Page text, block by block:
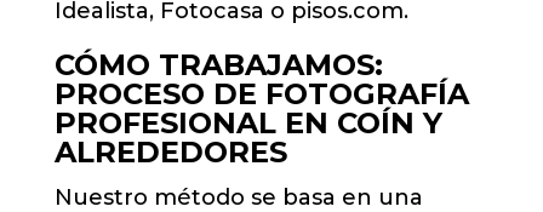
Idealista, Fotocasa o pisos.com.
CÓMO TRABAJAMOS:
PROCESO DE FOTOGRAFÍA
PROFESIONAL EN COÍN Y
ALREDEDORES
Nuestro método se basa en una